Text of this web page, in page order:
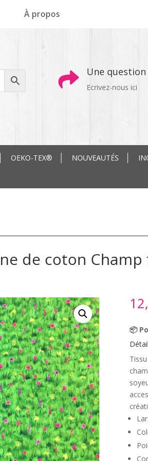
À propos
 Une question
Ecrivez-nous ici
OEKO-TEX® NOUVEAUTÉS
de coton Champ
📦